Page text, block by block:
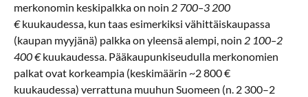
merkonomin keskipalkka on noin 2 700–3 200
€kuukaudessa, kun taas esimerkiksi vähittäiskaupassa
(kaupan myyjänä) palkka on yleensä alempi, noin 2 100–2
400 €kuukaudessa. Pääkaupunkiseudulla merkonomien
palkat ovat korkeampia (keskimäärin ~2 800 €
kuukaudessa) verrattuna muuhun Suomeen (n. 2 300–2